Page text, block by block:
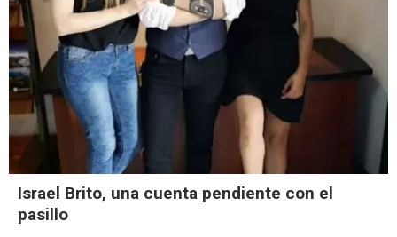
Israel Brito, una cuenta pendiente con el
pasillo